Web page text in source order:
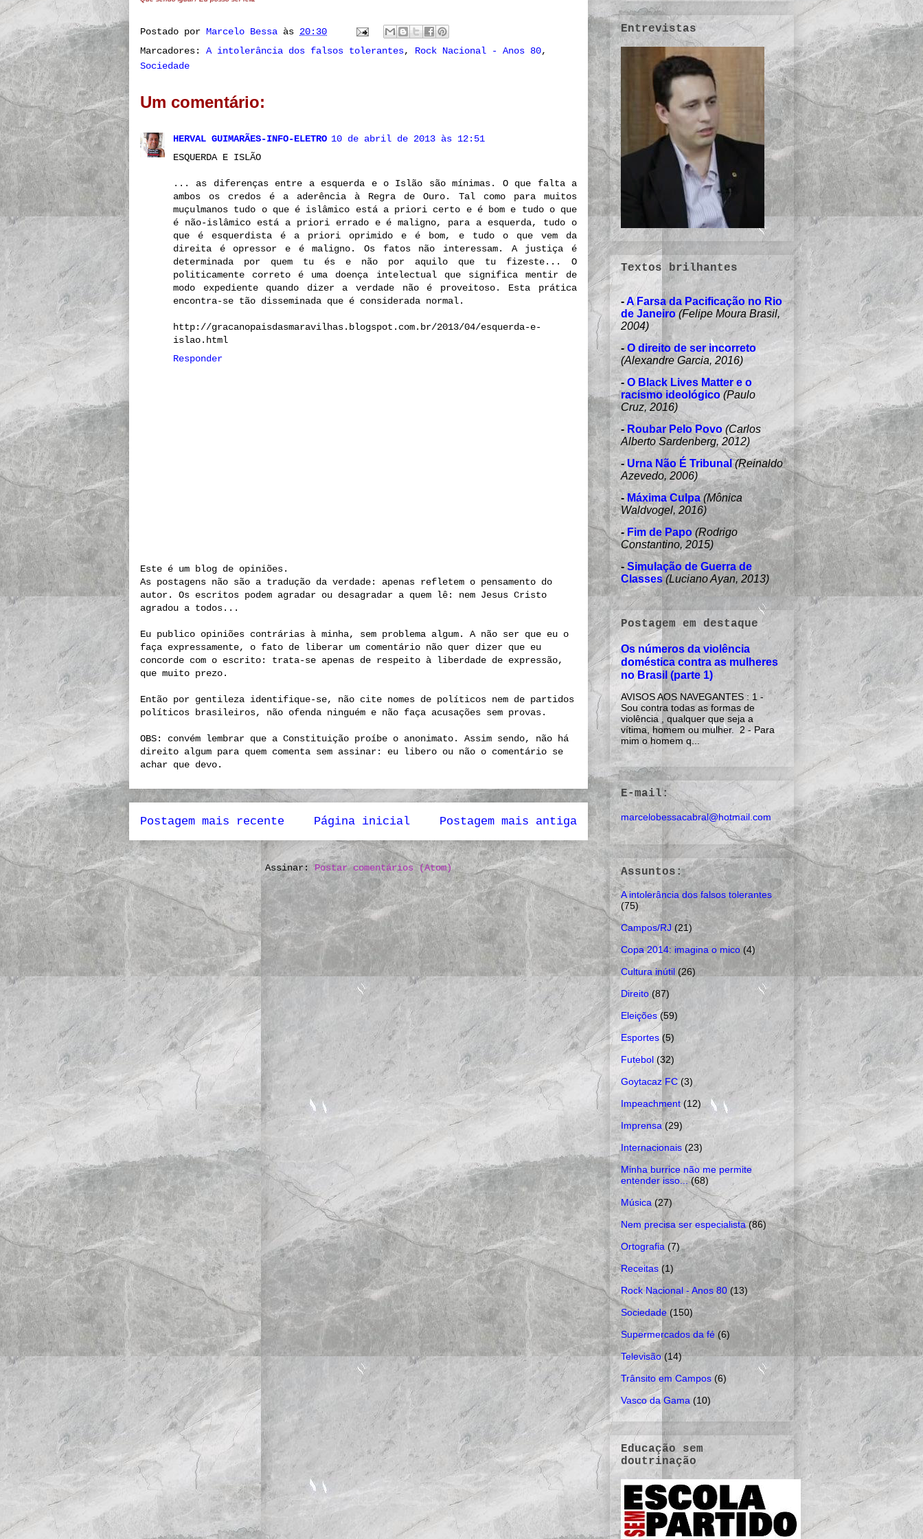
Postado por Marcelo Bessa às 20:30
Marcadores: A intolerância dos falsos tolerantes, Rock Nacional - Anos 80,
Sociedade
Um comentário:
HERVAL GUIMARÃES-INFO-ELETRO 10 de abril de 2013 às 12:51
ESQUERDA E ISLÃO
... as diferenças entre a esquerda e o Islão são mínimas. O que falta a
ambos os credos é a aderência à Regra de Ouro. Tal como para muitos
muçulmanos tudo o que é islâmico está a priori certo e é bom e tudo o que
é não-islâmico está a priori errado e é maligno, para a esquerda, tudo o
que é esquerdista é a priori oprimido e é bom, e tudo o que vem da
direita é opressor e é maligno. Os fatos não interessam. A justiça é
determinada por quem tu és e não por aquilo que tu fizeste... O
politicamente correto é uma doença intelectual que significa mentir de
modo expediente quando dizer a verdade não é proveitoso. Esta prática
encontra-se tão disseminada que é considerada normal.
http://gracanopaisdasmaravilhas.blogspot.com.br/2013/04/esquerda-e-
islao.html
Responder
Este é um blog de opiniões.
As postagens não são a tradução da verdade: apenas refletem o pensamento do
autor. Os escritos podem agradar ou desagradar a quem lê: nem Jesus Cristo
agradou a todos...
Eu publico opiniões contrárias à minha, sem problema algum. A não ser que eu o
faça expressamente, o fato de liberar um comentário não quer dizer que eu
concorde com o escrito: trata-se apenas de respeito à liberdade de expressão,
que muito prezo.
Então por gentileza identifique-se, não cite nomes de políticos nem de partidos
políticos brasileiros, não ofenda ninguém e não faça acusações sem provas.
OBS: convém lembrar que a Constituição proíbe o anonimato. Assim sendo, não há
direito algum para quem comenta sem assinar: eu libero ou não o comentário se
achar que devo.
Postagem mais recente Postagem mais antiga
Página inicial
Assinar:Postar comentários (Atom)
Entrevistas
Textos brilhantes
-A Farsa da Pacificação no Rio
de Janeiro (Felipe Moura Brasil,
2004)
-O direito de ser incorreto
(Alexandre Garcia, 2016)
- O Black Lives Matter e o
racismo ideológico (Paulo
Cruz, 2016)
-Roubar Pelo Povo (Carlos
Alberto Sardenberg, 2012)
- Urna Não É Tribunal (Reinaldo
Azevedo, 2006)
-Máxima Culpa (Mônica
Waldvogel, 2016)
-Fim de Papo (Rodrigo
Constantino, 2015)
-Simulação de Guerra de
Classes (Luciano Ayan, 2013)
Postagem em destaque
Os números da violência
doméstica contra as mulheres
no Brasil (parte 1)
AVISOS AOS NAVEGANTES : 1 -
Sou contra todas as formas de
violência , qualquer que seja a
vítima, homem ou mulher. 2 - Para
mim o homem q...
E-mail:
marcelobessacabral@hotmail.com
Assuntos:
A intolerância dos falsos tolerantes
(75)
Campos/RJ (21)
Copa 2014: imagina o mico (4)
Cultura inútil (26)
Direito (87)
Eleições (59)
Esportes (5)
Futebol (32)
Goytacaz FC (3)
Impeachment (12)
Imprensa (29)
Internacionais (23)
Minha burrice não me permite
entender isso... (68)
Música (27)
Nem precisa ser especialista (86)
Ortografia (7)
Receitas (1)
Rock Nacional - Anos 80 (13)
Sociedade (150)
Supermercados da fé (6)
Televisão (14)
Trânsito em Campos (6)
Vasco da Gama (10)
Educação sem
doutrinação